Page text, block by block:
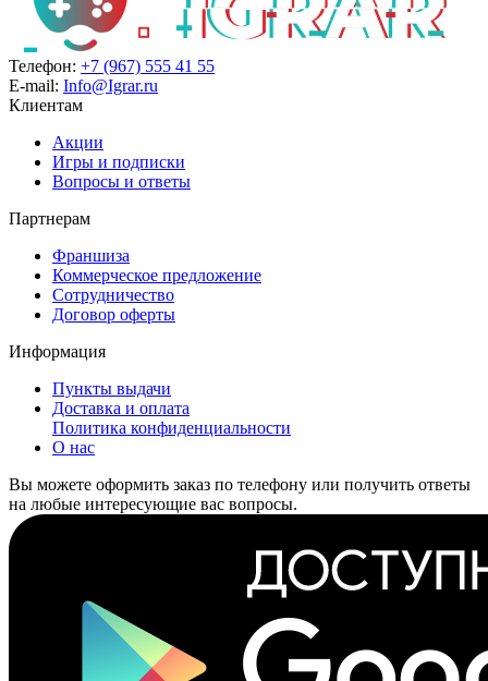
Телефон: +7 (967) 555 41 55
E-mail: Info@Igrar.ru
Клиентам
Акции
Игры и подписки
Вопросы и ответы
Партнерам
Франшиза
Коммерческое предложение
Сотрудничество
Договор оферты
Информация
Пункты выдачи
Доставка и оплата
Политика конфиденциальности
О нас
Вы можете оформить заказ по телефону или получить ответы
на любые интересующие вас вопросы.